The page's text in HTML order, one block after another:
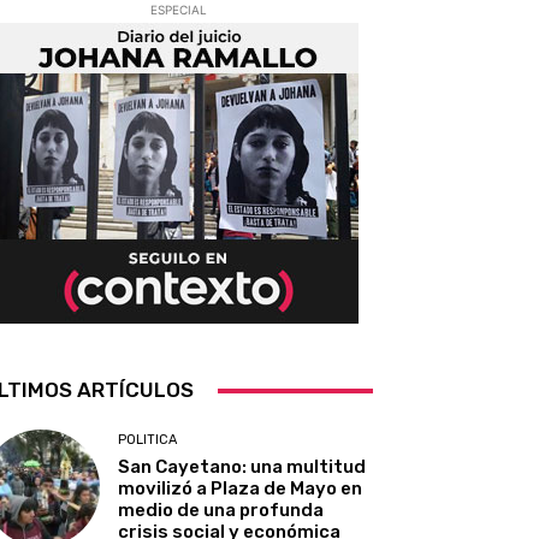
ESPECIAL
ARTÍCULOS
POLITICA
San Cayetano: una multitud
movilizó a Plaza de Mayo en
medio de una profunda
crisis social y económica